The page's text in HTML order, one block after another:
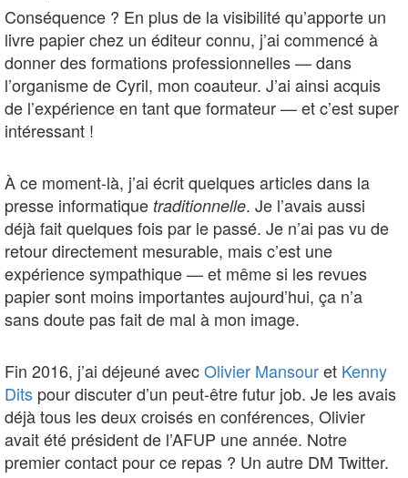
Conséquence ? En plus de la visibilité qu’apporte un
livre papier chez un éditeur connu, j’ai commencé à
donner des formations professionnelles — dans
l’organisme de Cyril, mon coauteur. J’ai ainsi acquis
de l’expérience en tant que formateur — et c’est super
intéressant !
À ce moment-là, j’ai écrit quelques articles dans la
presse informatique traditionnelle. Je l’avais aussi
déjà fait quelques fois par le passé. Je n’ai pas vu de
retour directement mesurable, mais c’est une
expérience sympathique — et même si les revues
papier sont moins importantes aujourd’hui, ça n’a
sans doute pas fait de mal à mon image.
Fin 2016, j’ai déjeuné avecOlivier Mansouret Kenny
Dits pour discuter d’un peut-être futur job. Je les avais
déjà tous les deux croisés en conférences, Olivier
avait été président de l’AFUP une année. Notre
premier contact pour ce repas ? Un autre DM Twitter.